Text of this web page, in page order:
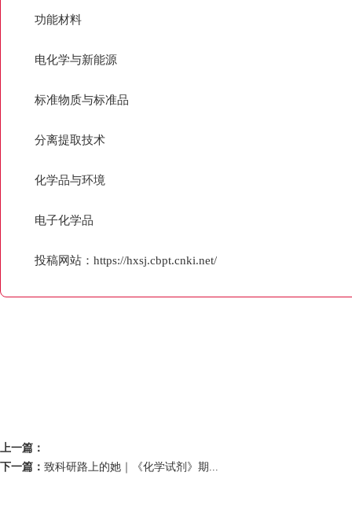
功能材料
电化学与新能源
标准物质与标准品
分离提取技术
化学品与环境
电子化学品
投稿网站：https://hxsj.cbpt.cnki.net/
上一篇：
下一篇： 致科研路上的她｜《化学试剂》期...